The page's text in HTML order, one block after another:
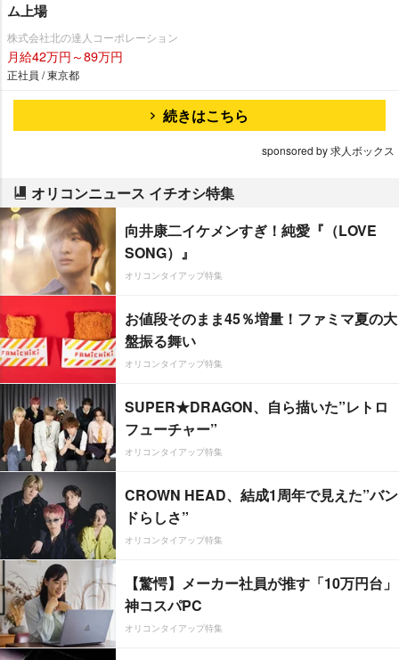
ム上場
株式会社北の達人コーポレーション
月給42万円～89万円
正社員 / 東京都
続きはこちら
sponsored by 求人ボックス
オリコンニュース イチオシ特集
向井康二イケメンすぎ！純愛『（LOVE
SONG）』
オリコンタイアップ特集
お値段そのまま45％増量！ファミマ夏の大
盤振る舞い
オリコンタイアップ特集
SUPER★DRAGON、自ら描いた”レトロ
フューチャー”
オリコンタイアップ特集
CROWN HEAD、結成1周年で見えた”バン
ドらしさ”
オリコンタイアップ特集
【驚愕】メーカー社員が推す「10万円台」
神コスパPC
オリコンタイアップ特集